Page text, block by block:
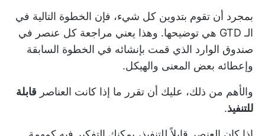
بمجرد أن تقوم بتدوين كل شيء، فإن الخطوة التالية في
الـ GTD هي توضيحها. وهذا يعني مراجعة كل عنصر في
صندوق الوارد الذي قمت بإنشائه في الخطوة السابقة
وإعطائه بعض المعنى والهيكل.
والأهم من ذلك، عليك أن تقرر ما إذا كانت العناصر قابلة
للتنفيذ.